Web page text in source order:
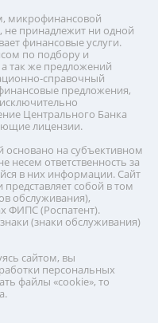
микрофинансовой
принадлежит ни одной
финансовые услуги.
по подбору и
так же предложений
справочный
предложения,
Центрального Банка
лицензии.
на субъективном
ответственность за
в них информации. Сайт
собой в том
обслуживания),
ФИПС (Роспатент).
(знаки обслуживания)
сайтом, вы
персональных
файлы «cookie», то